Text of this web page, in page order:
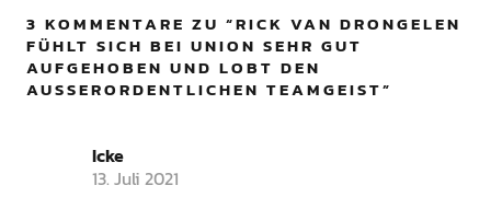
3 KOMMENTARE ZU “RICK VAN DRONGELEN
FÜHLT SICH BEI UNION SEHR GUT
AUFGEHOBEN UND LOBT DEN
AUSSERORDENTLICHEN TEAMGEIST
”
Icke
13. Juli 2021